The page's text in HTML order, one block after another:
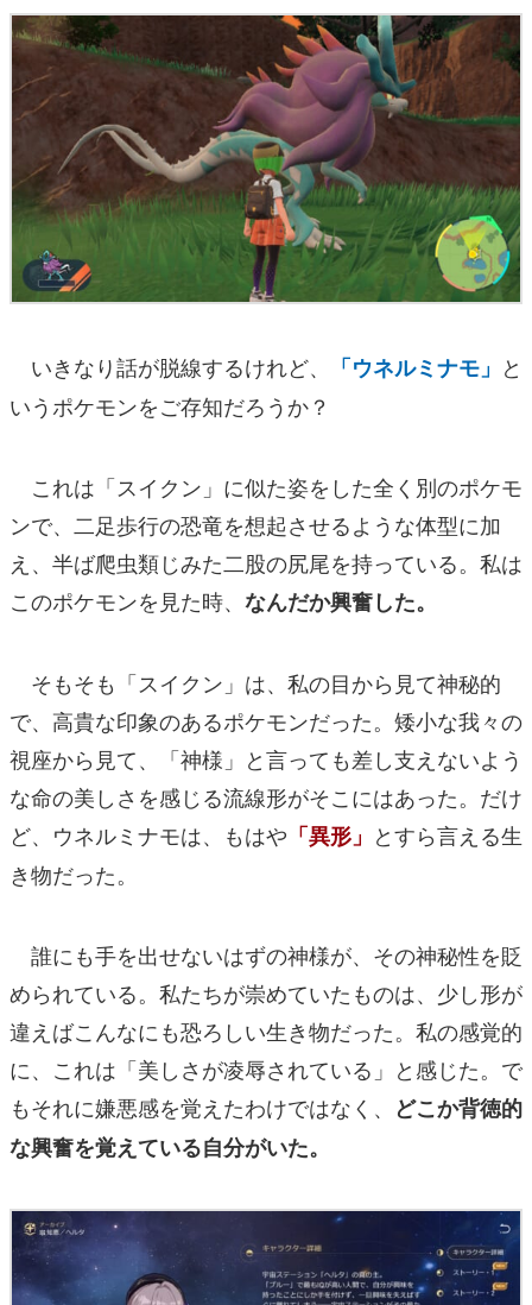
いきなり話が脱線するけれど、 「ウネルミナモ」 と
いうポケモンをご存知だろうか？
これは「スイクン」に似た姿をした全く別のポケモ
ンで、二足歩行の恐竜を想起させるような体型に加
え、半ば爬虫類じみた二股の尻尾を持っている。私は
このポケモンを見た時、 なんだか興奮した。
そもそも「スイクン」は、私の目から見て神秘的
で、高貴な印象のあるポケモンだった。矮小な我々の
視座から見て、「神様」と言っても差し支えないよう
な命の美しさを感じる流線形がそこにはあった。だけ
ど、ウネルミナモは、もはや 「異形」 とすら言える生
き物だった。
誰にも手を出せないはずの神様が、その神秘性を貶
められている。私たちが崇めていたものは、少し形が
違えばこんなにも恐ろしい生き物だった。私の感覚的
に、これは「美しさが凌辱されている」と感じた。で
もそれに嫌悪感を覚えたわけではなく、
どこか背徳的
な興奮を覚えている自分がいた。